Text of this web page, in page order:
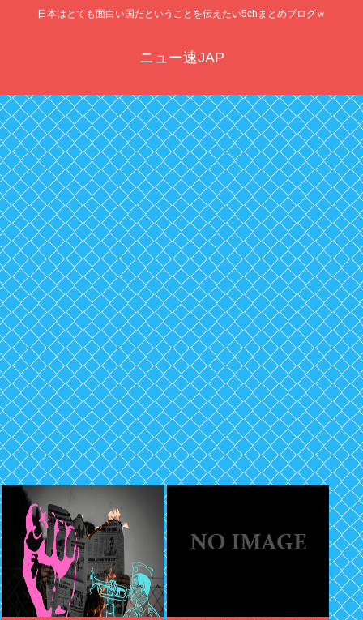
日本はとても面白い国だということを伝えたい5chまとめブログｗ
ニュー速JAP